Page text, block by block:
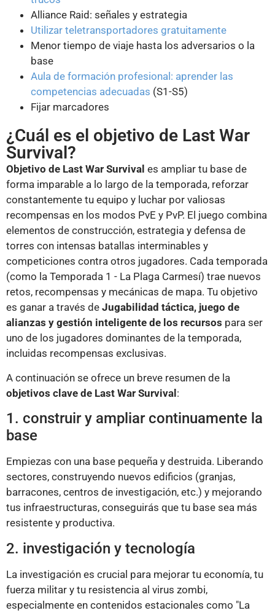
Alliance Raid: señales y estrategia
Utilizar teletransportadores gratuitamente
Menor tiempo de viaje hasta los adversarios o la
base
Aula de formación profesional: aprender las
competencias adecuadas (S1-S5)
Fijar marcadores
¿Cuál es el objetivo de Last War
Survival?
Objetivo de Last War Survival es ampliar tu base de
forma imparable a lo largo de la temporada, reforzar
constantemente tu equipo y luchar por valiosas
recompensas en los modos PvE y PvP. El juego combina
elementos de construcción, estrategia y defensa de
torres con intensas batallas interminables y
competiciones contra otros jugadores. Cada temporada
(como la Temporada 1 - La Plaga Carmesí) trae nuevos
retos, recompensas y mecánicas de mapa. Tu objetivo
es ganar a través de Jugabilidad táctica, juego de
alianzas y gestión inteligente de los recursos para ser
uno de los jugadores dominantes de la temporada,
incluidas recompensas exclusivas.
A continuación se ofrece un breve resumen de la
objetivos clave de Last War Survival:
1. construir y ampliar continuamente la
base
Empiezas con una base pequeña y destruida. Liberando
sectores, construyendo nuevos edificios (granjas,
barracones, centros de investigación, etc.) y mejorando
tus infraestructuras, conseguirás que tu base sea más
resistente y productiva.
2. investigación y tecnología
La investigación es crucial para mejorar tu economía, tu
fuerza militar y tu resistencia al virus zombi,
especialmente en contenidos estacionales como "La